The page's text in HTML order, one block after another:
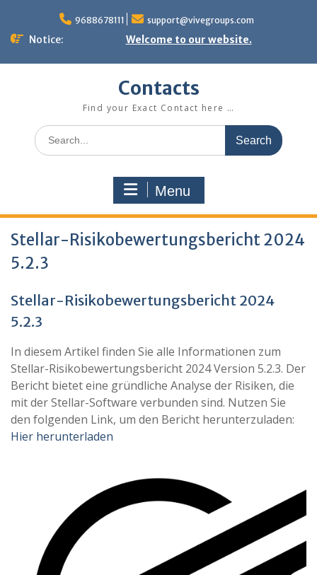
content
9688678111 support@vivegroups.com
Notice: Welcome to our website.
Contacts
Find your Exact Contact here …
Search
for:
Menu
Stellar-Risikobewertungsbericht 2024
5.2.3
Stellar-Risikobewertungsbericht 2024
5.2.3
In diesem Artikel finden Sie alle Informationen zum
Stellar-Risikobewertungsbericht 2024 Version 5.2.3. Der
Bericht bietet eine gründliche Analyse der Risiken, die
mit der Stellar-Software verbunden sind. Nutzen Sie
den folgenden Link, um den Bericht herunterzuladen:
Hier herunterladen